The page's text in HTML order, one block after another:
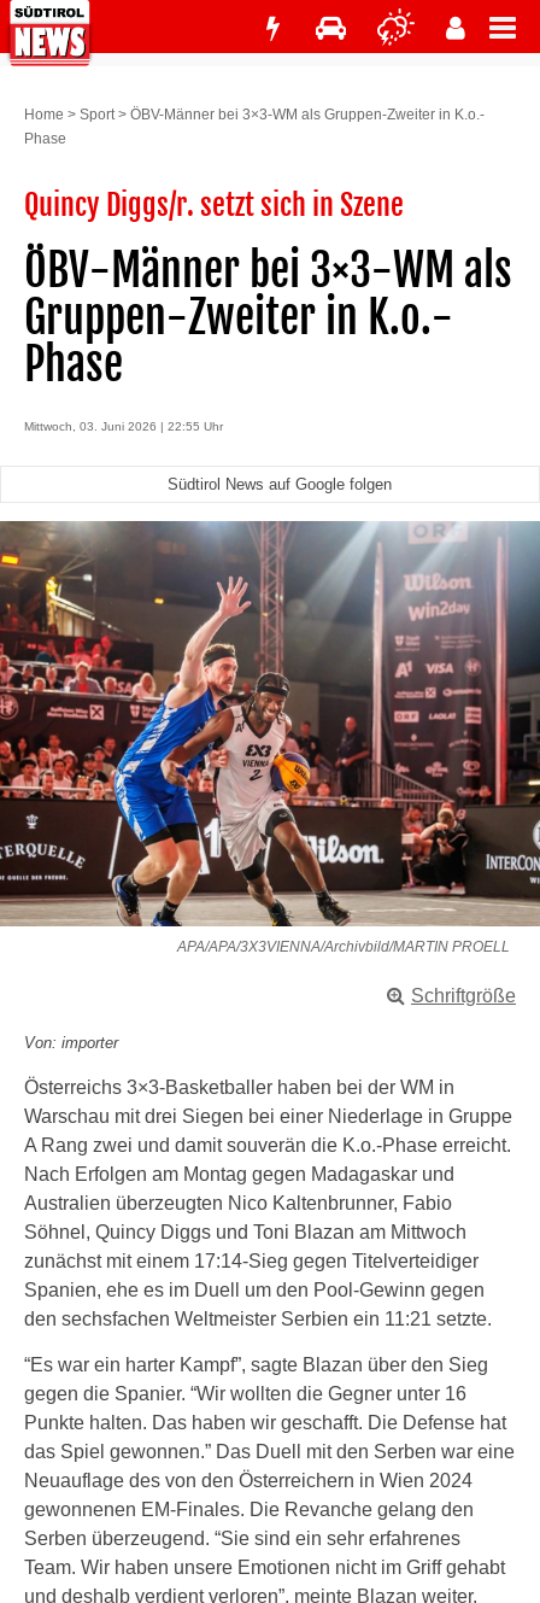
Home > Sport> ÖBV-Männer bei 3×3-WM als Gruppen-Zweiter in K.o.-
Phase
Quincy Diggs/r. setzt sich in Szene
ÖBV-Männer bei 3×3-WM als
Gruppen-Zweiter in K.o.-
Phase
Mittwoch, 03. Juni 2026 | 22:55 Uhr
Südtirol News auf Google folgen
APA/APA/3X3VIENNA/Archivbild/MARTIN PROELL
Schriftgröße
Von: importer
Österreichs 3×3-Basketballer haben bei der WM in
Warschau mit drei Siegen bei einer Niederlage in Gruppe
A Rang zwei und damit souverän die K.o.-Phase erreicht.
Nach Erfolgen am Montag gegen Madagaskar und
Australien überzeugten Nico Kaltenbrunner, Fabio
Söhnel, Quincy Diggs und Toni Blazan am Mittwoch
zunächst mit einem 17:14-Sieg gegen Titelverteidiger
Spanien, ehe es im Duell um den Pool-Gewinn gegen
den sechsfachen Weltmeister Serbien ein 11:21 setzte.
“Es war ein harter Kampf”, sagte Blazan über den Sieg
gegen die Spanier. “Wir wollten die Gegner unter 16
Punkte halten. Das haben wir geschafft. Die Defense hat
das Spiel gewonnen.” Das Duell mit den Serben war eine
Neuauflage des von den Österreichern in Wien 2024
gewonnenen EM-Finales. Die Revanche gelang den
Serben überzeugend. “Sie sind ein sehr erfahrenes
Team. Wir haben unsere Emotionen nicht im Griff gehabt
und deshalb verdient verloren”, meinte Blazan weiter.